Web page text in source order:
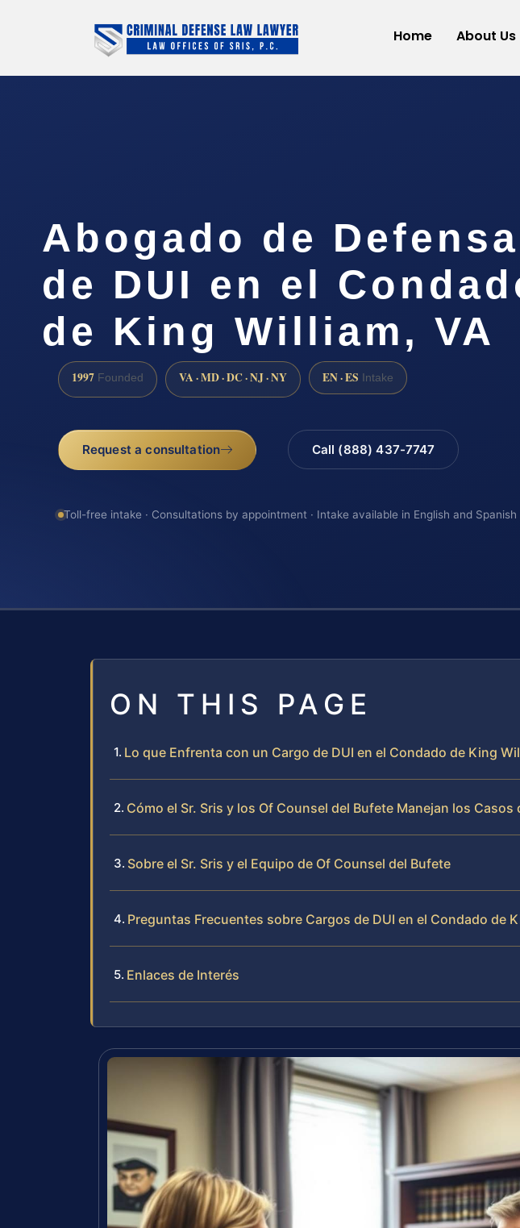
Home About Us
Abogado de Defensa
de DUI en el
de King William, VA
1997 Founded VA · MD · DC · NJ · NY EN · ES Intake
Request a consultation Call (888) 437-7747
Toll-free intake · Consultations by appointment · Intake available in English and Spanish
ON THIS PAGE
Lo que Enfrenta con un Cargo de DUI en el Condado de King
Cómo el Sr. Sris y los Of Counsel del Bufete Manejan los Casos
Sobre el Sr. Sris y el Equipo de Of Counsel del Bufete
Preguntas Frecuentes sobre Cargos de DUI en el Condado de
Enlaces de Interés